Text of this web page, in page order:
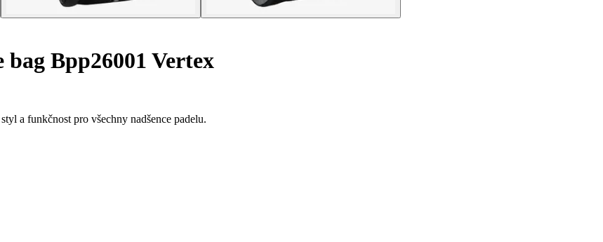
bag Bpp26001 Vertex
a funkčnost pro všechny nadšence padelu.